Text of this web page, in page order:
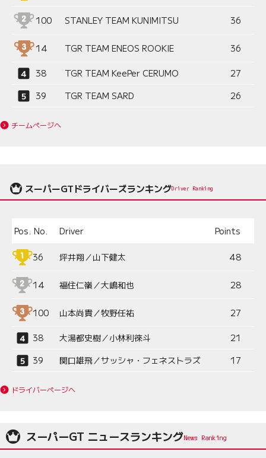
100 STANLEY TEAM KUNIMITSU 36
14 TGR TEAM ENEOS ROOKIE 36
38 TGR TEAM KeePer CERUMO
27
39
TGR TEAM SARD 26
チームページへ
スーパーGTドライバーズランキングDriver Ranking
Pos. No. Driver Points
36 坪井翔／山下健太 48
14 福住仁嶺／大嶋和也 28
100 山本尚貴／牧野任祐 27
38 大湯都史樹／小林利徠斗
21
39
関口雄飛／サッシャ・フェネストラズ 17
ドライバーページへ
スーパーGT ニュースランキング